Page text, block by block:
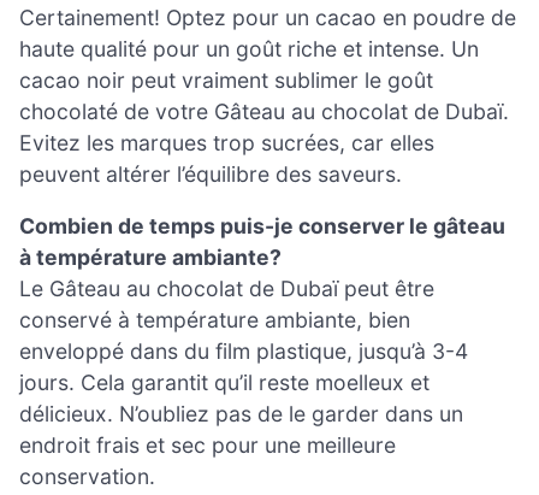
Certainement! Optez pour un cacao en poudre de
haute qualité pour un goût riche et intense. Un
cacao noir peut vraiment sublimer le goût
chocolaté de votre Gâteau au chocolat de Dubaï.
Evitez les marques trop sucrées, car elles
peuvent altérer l’équilibre des saveurs.
Combien de temps puis-je conserver le gâteau
à température ambiante?
Le Gâteau au chocolat de Dubaï peut être
conservé à température ambiante, bien
enveloppé dans du film plastique, jusqu’à 3-4
jours. Cela garantit qu’il reste moelleux et
délicieux. N’oubliez pas de le garder dans un
endroit frais et sec pour une meilleure
conservation.